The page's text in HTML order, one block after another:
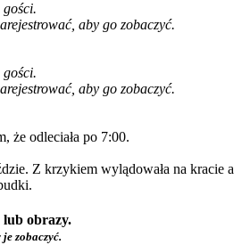
gości.
aby go zobaczyć.
gości.
aby go zobaczyć.
że odleciała po 7:00.
Z krzykiem wylądowała na kracie a
lub obrazy.
zobaczyć.